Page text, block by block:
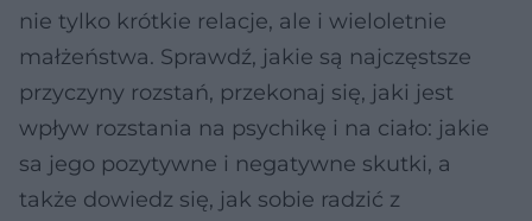
nie tylko krótkie relacje, ale i wieloletnie
małżeństwa. Sprawdź, jakie są najczęstsze
przyczyny rozstań, przekonaj się, jaki jest
wpływ rozstania na psychikę i na ciało: jakie
sa jego pozytywne i negatywne skutki, a
także dowiedz się, jak sobie radzić z